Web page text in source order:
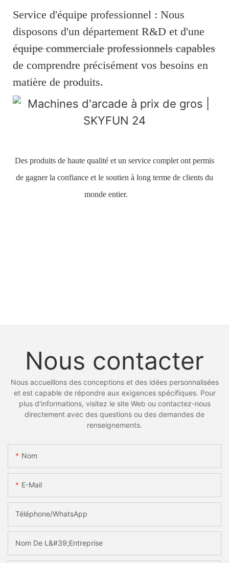
Service d'équipe professionnel : Nous
disposons d'un département R&D et d'une
équipe commerciale professionnels capables
de comprendre précisément vos besoins en
matière de produits.
Des produits de haute qualité et un service complet ont permis
de gagner la confiance et le soutien à long terme de clients du
monde entier.
Nous contacter
Nous accueillons des conceptions et des idées personnalisées
et est capable de répondre aux exigences spécifiques. Pour
plus d'informations, visitez le site Web ou contactez-nous
directement avec des questions ou des demandes de
renseignements.
Nom
E-Mail
Téléphone/WhatsApp
Nom De L&#39;entreprise